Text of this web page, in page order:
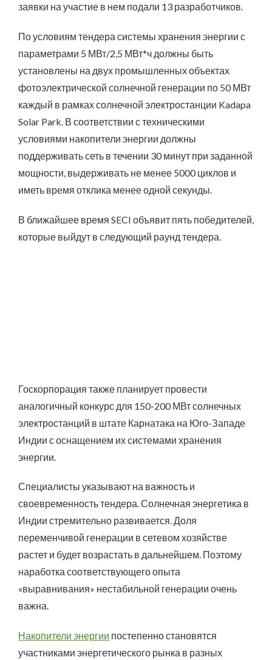
заявки на участие в нем подали 13 разработчиков.
По условиям тендера системы хранения энергии с
параметрами 5 МВт/2,5 МВт*ч должны быть
установлены на двух промышленных объектах
фотоэлектрической солнечной генерации по 50 МВт
каждый в рамках солнечной электростанции Kadapa
Solar Park. В соответствии с техническими
условиями накопители энергии должны
поддерживать сеть в течении 30 минут при заданной
мощности, выдерживать не менее 5000 циклов и
иметь время отклика менее одной секунды.
В ближайшее время SECI объявит пять победителей,
которые выйдут в следующий раунд тендера.
Госкорпорация также планирует провести
аналогичный конкурс для 150-200 МВт солнечных
электростанций в штате Карнатака на Юго-Западе
Индии с оснащением их системами хранения
энергии.
Специалисты указывают на важность и
своевременность тендера. Солнечная энергетика в
Индии стремительно развивается. Доля
переменчивой генерации в сетевом хозяйстве
растет и будет возрастать в дальнейшем. Поэтому
наработка соответствующего опыта
«выравнивания» нестабильной генерации очень
важна.
Накопители энергии постепенно становятся
участниками энергетического рынка в разных